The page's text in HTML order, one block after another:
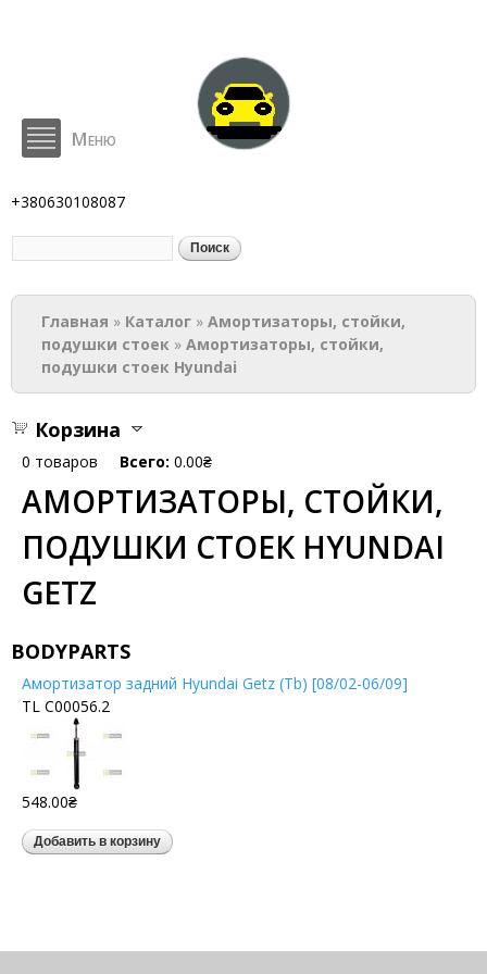
содержанию
BodyParts
Меню
+380630108087
Форма поиска
Вы здесь
Главная » Каталог » Амортизаторы, стойки,
подушки стоек » Амортизаторы, стойки,
подушки стоек Hyundai
Корзина
0 товаров Всего: 0.00₴
АМОРТИЗАТОРЫ, СТОЙКИ,
ПОДУШКИ СТОЕК HYUNDAI
GETZ
BODYPARTS
Амортизатор задний Hyundai Getz (Tb) [08/02-06/09]
TL C00056.2
548.00₴